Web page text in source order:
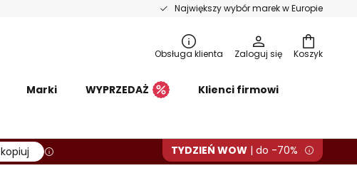
Największy wybór marek w Europie
Koszyk
Obsługa klienta Zaloguj się
Marki WYPRZEDAŻ Klienci firmowi
kopiuj TYDZIEŃ WOW | do -70%